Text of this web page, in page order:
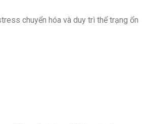
chuyển hóa và duy trì thể trạng ổn